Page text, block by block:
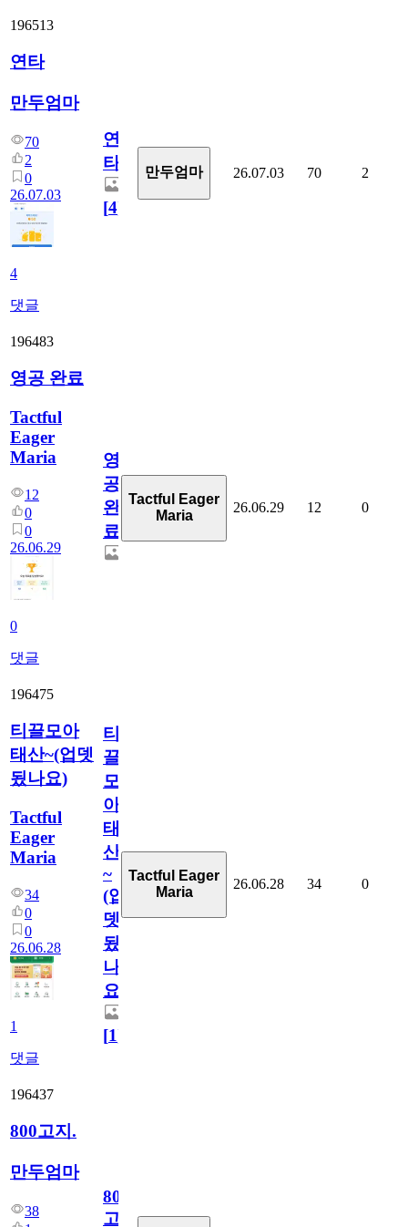
196513
연타
만두엄마
70
2
0
26.07.03
4
댓글
연
타
[4]
만두엄마 26.07.03 70 2
196483
영공 완료
Tactful
Eager
Maria
12
0
0
26.06.29
0
댓글
영
공
완
료
Tactful Eager
Maria
26.06.29 12 0
196475
티끌모아
태산~(업뎃
됬나요)
Tactful
Eager
Maria
34
0
0
26.06.28
1
댓글
티
끌
모
아
태
산
~
(업
뎃
됬
나
요)
[1]
Tactful Eager
Maria
26.06.28 34 0
196437
800고지.
만두엄마
38
800
고